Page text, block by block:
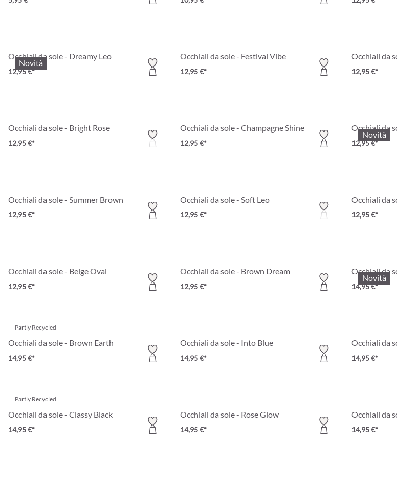
Novità
Occhiali da sole - Dreamy Leo
12,95 €*
Occhiali da sole - Festival Vibe
12,95 €*
Occhiali da
12,95 €*
Occhiali da sole - Bright Rose
12,95 €*
Occhiali da sole - Champagne Shine
12,95 €*
Novità
Occhiali da
12,95 €*
Occhiali da sole - Summer Brown
12,95 €*
Occhiali da sole - Soft Leo
12,95 €*
Occhiali da
12,95 €*
Occhiali da sole - Beige Oval
12,95 €*
Occhiali da sole - Brown Dream
12,95 €*
Novità
Occhiali da
14,95 €*
Partly Recycled
Occhiali da sole - Brown Earth
14,95 €*
Occhiali da sole - Into Blue
14,95 €*
Occhiali da
14,95 €*
Partly Recycled
Occhiali da sole - Classy Black
14,95 €*
Occhiali da sole - Rose Glow
14,95 €*
Occhiali da
14,95 €*